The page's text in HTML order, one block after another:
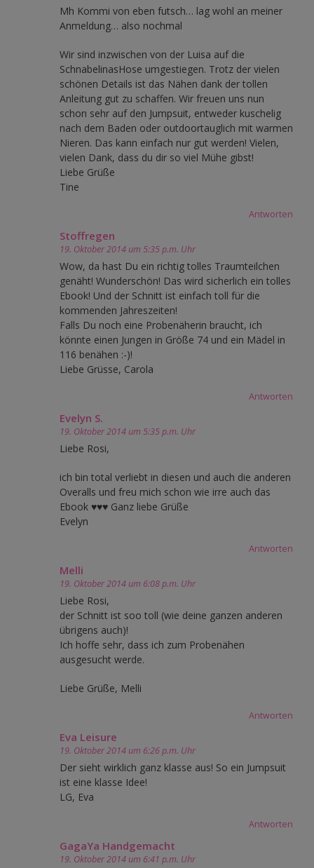
Mh Kommi von eben futsch… lag wohl an meiner
Anmeldung… also nochmal
Wir sind inzwischen von der Luisa auf die
SchnabelinasHose umgestiegen. Trotz der vielen
schönen Details ist das Nähen dank der tollen
Anleitung gut zu schaffen. Wir freuen uns nun
schon sehr auf den Jumpsuit, entweder kuschelig
nach dem Baden oder outdoortauglich mit warmen
Nieren. Das kann einfach nur gut werden! Vielen,
vielen Dank, dass du dir so viel Mühe gibst!
Liebe Grüße
Tine
Antworten
Stoffregen
19. Oktober 2014 um 5:35 p.m. Uhr
Wow, da hast Du ein richtig tolles Traumteilchen
genäht! Wunderschön! Das wird sicherlich ein tolles
Ebook! Und der Schnitt ist einfach toll für die
kommenden Jahreszeiten!
Falls Du noch eine Probenäherin braucht, ich
könnte einen Jungen in Größe 74 und ein Mädel in
116 benähen :-)!
Liebe Grüsse, Carola
Antworten
Evelyn S.
19. Oktober 2014 um 5:35 p.m. Uhr
Liebe Rosi,
ich bin total verliebt in diesen und auch die anderen
Overalls und freu mich schon wie irre auch das
Ebook ♥♥♥ Ganz liebe Grüße
Evelyn
Antworten
Melli
19. Oktober 2014 um 6:08 p.m. Uhr
Liebe Rosi,
der Schnitt ist soo toll (wie deine ganzen anderen
übrigens auch)!
Ich hoffe sehr, dass ich zum Probenähen
ausgesucht werde.
Liebe Grüße, Melli
Antworten
Eva Leisure
19. Oktober 2014 um 6:26 p.m. Uhr
Der sieht wirklich ganz klasse aus! So ein Jumpsuit
ist eine klasse Idee!
LG, Eva
Antworten
GagaYa Handgemacht
19. Oktober 2014 um 6:41 p.m. Uhr